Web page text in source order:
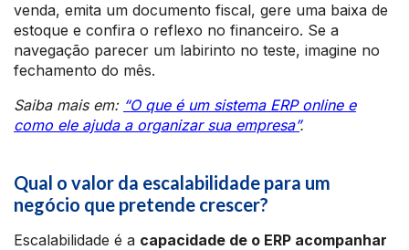
venda, emita um documento fiscal, gere uma baixa de
estoque e confira o reflexo no financeiro. Se a
navegação parecer um labirinto no teste, imagine no
fechamento do mês.
Saiba mais em: “O que é um sistema ERP online e
como ele ajuda a organizar sua empresa”.
Qual o valor da escalabilidade para um
negócio que pretende crescer?
Escalabilidade é a capacidade de o ERP acompanhar